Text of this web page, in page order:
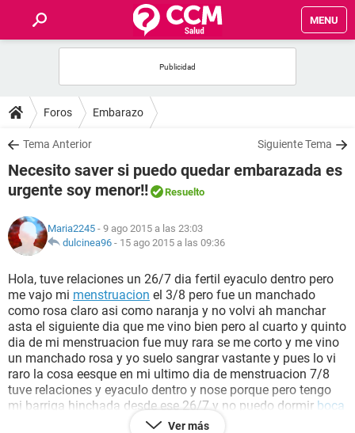
MENU
FOROS
SALUD
FAMILIA
NUTRICIÓN
SEXUALIDAD
GLOSARIO
Foros Embarazo
Tema Anterior Siguiente Tema
Necesito saver si puedo quedar embarazada es
urgente soy menor!!
Resuelto
Maria2245 - 9 ago 2015 a las 23:03
dulcinea96 - 15 ago 2015 a las 09:36
Hola, tuve relaciones un 26/7 dia fertil eyaculo dentro pero
me vajo mi menstruacion el 3/8 pero fue un manchado
como rosa claro asi como naranja y no volvi ah manchar
asta el siguiente dia que me vino bien pero al cuarto y quinto
dia de mi menstruacion fue muy rara se me corto y me vino
un manchado rosa y yo suelo sangrar vastante y pues lo vi
raro la cosa eesque en mi ultimo dia de menstruacion 7/8
tuve relaciones y eyaculo dentro y nose porque pero tengo
mi barriga hinchada desde ese 26/7 y no puedo dormir boca
ah bajo porque me presiona la barriga y tambien mis
Ver más